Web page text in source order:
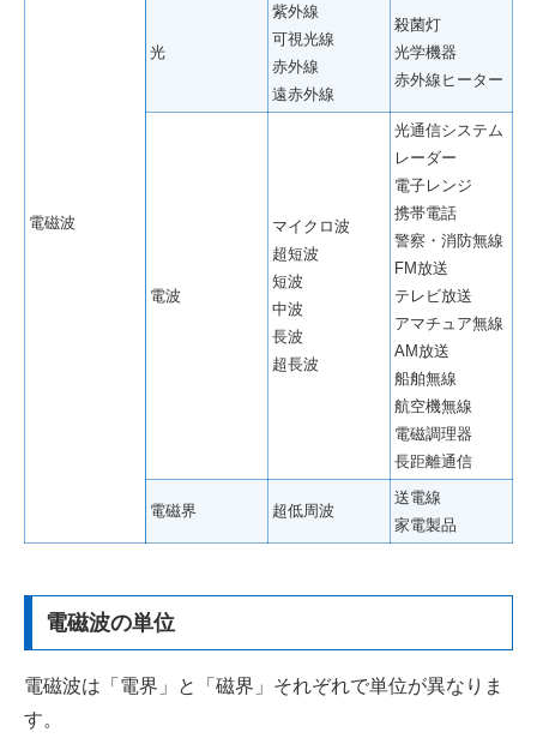
電磁波
光
紫外線
可視光線
赤外線
遠赤外線
殺菌灯
光学機器
赤外線ヒーター
電波
マイクロ波
超短波
短波
中波
長波
超長波
光通信システム
レーダー
電子レンジ
携帯電話
警察・消防無線
FM放送
テレビ放送
アマチュア無線
AM放送
船舶無線
航空機無線
電磁調理器
長距離通信
電磁界 超低周波
送電線
家電製品
電磁波の単位
電磁波は「電界」と「磁界」それぞれで単位が異なりま
す。